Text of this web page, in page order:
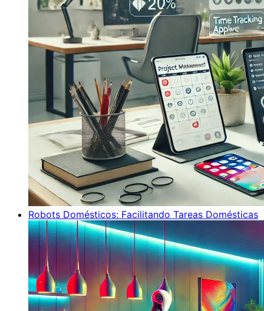
Robots Domésticos: Facilitando Tareas Domésticas